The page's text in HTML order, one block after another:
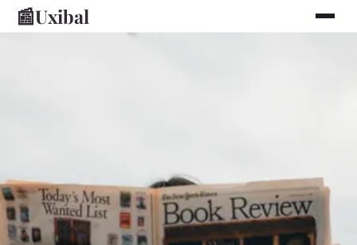
📰Uxibal